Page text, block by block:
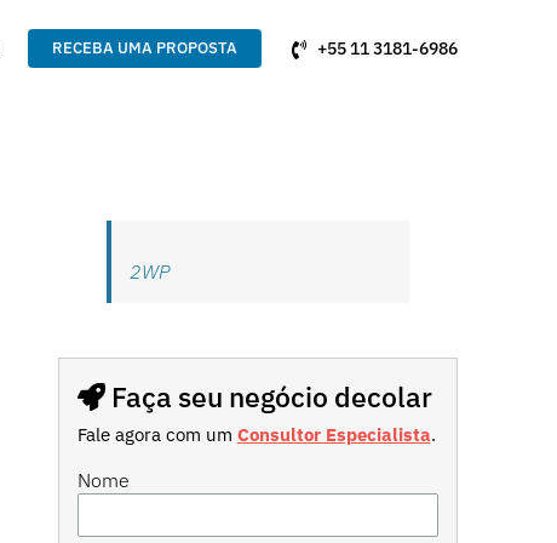
RECEBA UMA PROPOSTA +55 11 3181-6986
2WP
Faça seu negócio decolar
Fale agora com um Consultor Especialista.
Nome